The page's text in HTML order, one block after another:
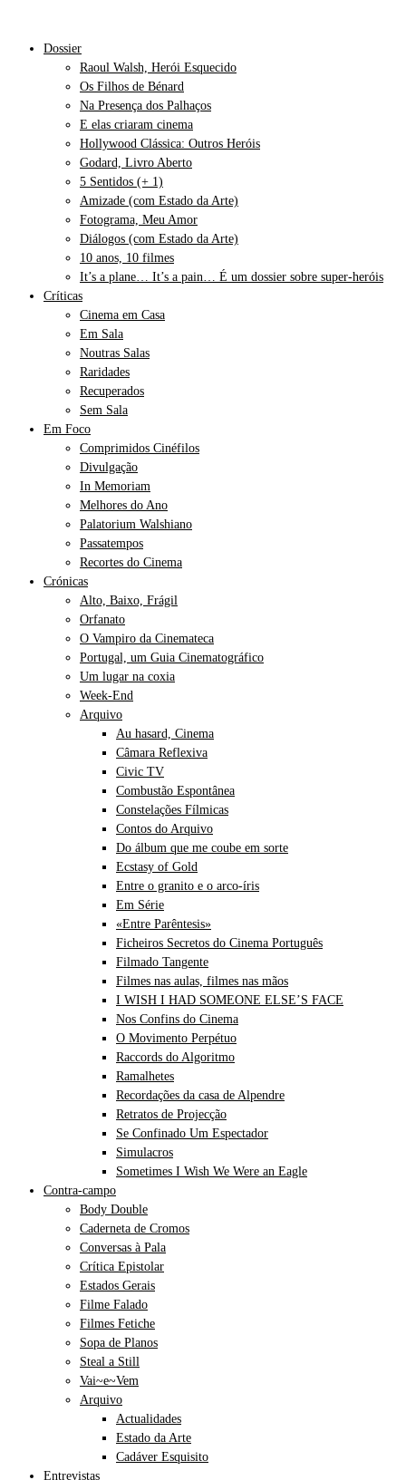
Dossier
Raoul Walsh, Herói Esquecido
Os Filhos de Bénard
Na Presença dos Palhaços
E elas criaram cinema
Hollywood Clássica: Outros Heróis
Godard, Livro Aberto
5 Sentidos (+ 1)
Amizade (com Estado da Arte)
Fotograma, Meu Amor
Diálogos (com Estado da Arte)
10 anos, 10 filmes
It’s a plane… It’s a pain… É um dossier sobre super-heróis
Críticas
Cinema em Casa
Em Sala
Noutras Salas
Raridades
Recuperados
Sem Sala
Em Foco
Comprimidos Cinéfilos
Divulgação
In Memoriam
Melhores do Ano
Palatorium Walshiano
Passatempos
Recortes do Cinema
Crónicas
Alto, Baixo, Frágil
Orfanato
O Vampiro da Cinemateca
Portugal, um Guia Cinematográfico
Um lugar na coxia
Week-End
Arquivo
Au hasard, Cinema
Câmara Reflexiva
Civic TV
Combustão Espontânea
Constelações Fílmicas
Contos do Arquivo
Do álbum que me coube em sorte
Ecstasy of Gold
Entre o granito e o arco-íris
Em Série
«Entre Parêntesis»
Ficheiros Secretos do Cinema Português
Filmado Tangente
Filmes nas aulas, filmes nas mãos
I WISH I HAD SOMEONE ELSE’S FACE
Nos Confins do Cinema
O Movimento Perpétuo
Raccords do Algoritmo
Ramalhetes
Recordações da casa de Alpendre
Retratos de Projecção
Se Confinado Um Espectador
Simulacros
Sometimes I Wish We Were an Eagle
Contra-campo
Body Double
Caderneta de Cromos
Conversas à Pala
Crítica Epistolar
Estados Gerais
Filme Falado
Filmes Fetiche
Sopa de Planos
Steal a Still
Vai~e~Vem
Arquivo
Actualidades
Estado da Arte
Cadáver Esquisito
Entrevistas